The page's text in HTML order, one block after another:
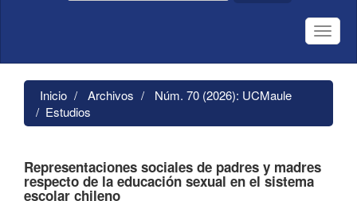
Toggle
Inicio Archivos
Núm. 70 (2026): UCMaule
Estudios
Representaciones sociales de padres y madres
respecto de la educación sexual en el sistema
escolar chileno